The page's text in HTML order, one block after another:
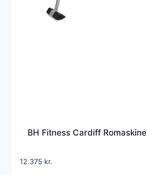
BH Fitness Cardiff Romaskine
12.375 kr.